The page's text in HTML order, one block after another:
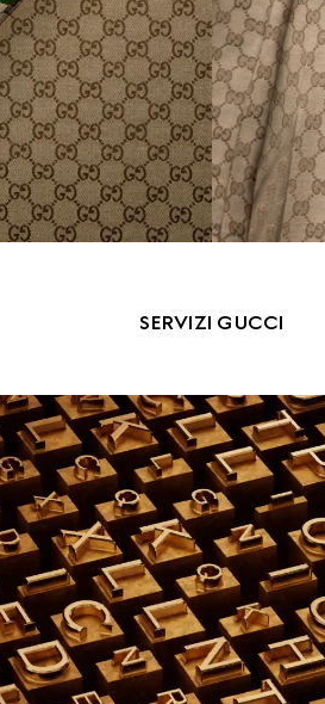
SERVIZI GUCCI